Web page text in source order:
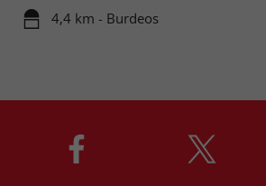
internacional"
4,4 km - Burdeos